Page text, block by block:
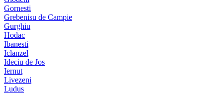
Gornesti
Grebenisu de Campie
Gurghiu
Hodac
Ibanesti
Iclanzel
Ideciu de Jos
Iernut
Livezeni
Ludus